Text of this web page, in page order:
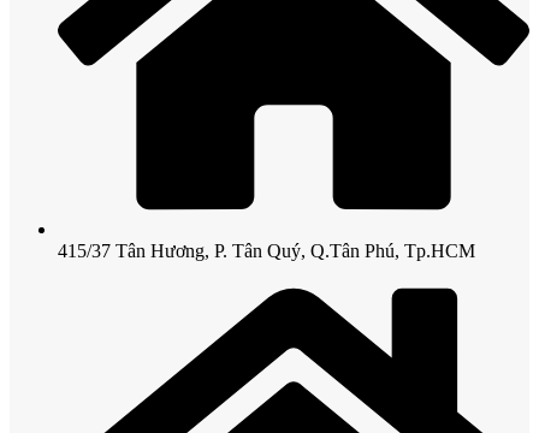
415/37 Tân Hương, P. Tân Quý, Q.Tân Phú, Tp.HCM